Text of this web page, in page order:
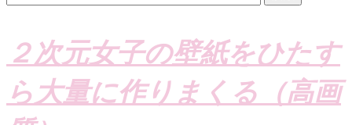
索:
２次元女子の壁紙をひたす
ら大量に作りまくる（高画